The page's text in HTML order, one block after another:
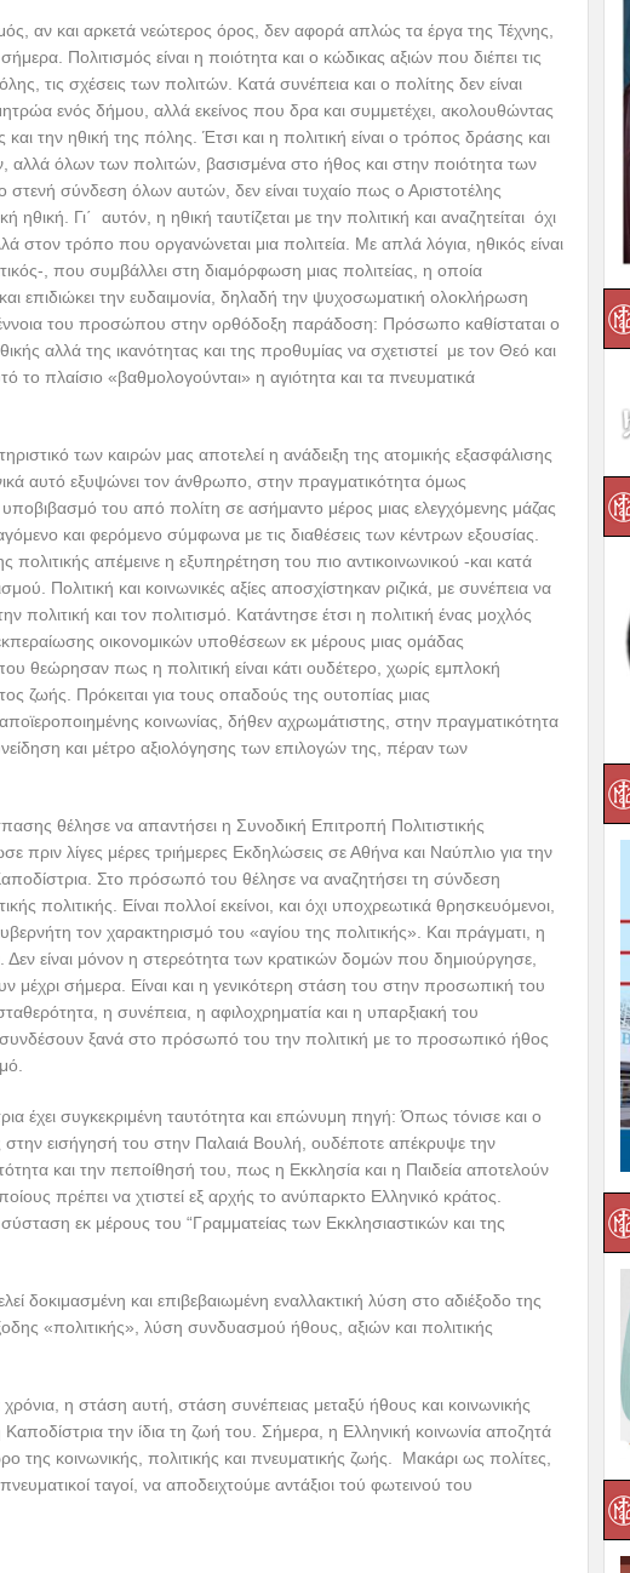
αν και αρκετά νεώτερος όρος, δεν αφορά απλώς τα έργα της Τέχνης,
Πολιτισμός είναι η ποιότητα και ο κώδικας αξιών που διέπει τις
τις σχέσεις των πολιτών. Κατά συνέπεια και ο πολίτης δεν είναι
ενός δήμου, αλλά εκείνος που δρα και συμμετέχει, ακολουθώντας
και την ηθική της πόλης. Έτσι και η πολιτική είναι ο τρόπος δράσης και
αλλά όλων των πολιτών, βασισμένα στο ήθος και στην ποιότητα των
σύνδεση όλων αυτών, δεν είναι τυχαίο πως ο Αριστοτέλης
ηθική. Γι΄ αυτόν, η ηθική ταυτίζεται με την πολιτική και αναζητείται όχι
στον τρόπο που οργανώνεται μια πολιτεία. Με απλά λόγια, ηθικός είναι
, που συμβάλλει στη διαμόρφωση μιας πολιτείας, η οποία
και επιδιώκει την ευδαιμονία, δηλαδή την ψυχοσωματική ολοκλήρωση
του προσώπου στην ορθόδοξη παράδοση: Πρόσωπο καθίσταται ο
αλλά της ικανότητας και της προθυμίας να σχετιστεί με τον Θεό και
πλαίσιο «βαθμολογούνται» η αγιότητα και τα πνευματικά
των καιρών μας αποτελεί η ανάδειξη της ατομικής εξασφάλισης
αυτό εξυψώνει τον άνθρωπο, στην πραγματικότητα όμως
του από πολίτη σε ασήμαντο μέρος μιας ελεγχόμενης μάζας
και φερόμενο σύμφωνα με τις διαθέσεις των κέντρων εξουσίας.
πολιτικής απέμεινε η εξυπηρέτηση του πιο αντικοινωνικού -και κατά
Πολιτική και κοινωνικές αξίες αποσχίστηκαν ριζικά, με συνέπεια να
πολιτική και τον πολιτισμό. Κατάντησε έτσι η πολιτική ένας μοχλός
οικονομικών υποθέσεων εκ μέρους μιας ομάδας
θεώρησαν πως η πολιτική είναι κάτι ουδέτερο, χωρίς εμπλοκή
ζωής. Πρόκειται για τους οπαδούς της ουτοπίας μιας
κοινωνίας, δήθεν αχρωμάτιστης, στην πραγματικότητα
και μέτρο αξιολόγησης των επιλογών της, πέραν των
θέλησε να απαντήσει η Συνοδική Επιτροπή Πολιτιστικής
πριν λίγες μέρες τριήμερες Εκδηλώσεις σε Αθήνα και Ναύπλιο για την
Στο πρόσωπό του θέλησε να αναζητήσει τη σύνδεση
πολιτικής. Είναι πολλοί εκείνοι, και όχι υποχρεωτικά θρησκευόμενοι,
τον χαρακτηρισμό του «αγίου της πολιτικής». Και πράγματι, η
Δεν είναι μόνον η στερεότητα των κρατικών δομών που δημιούργησε,
μέχρι σήμερα. Είναι και η γενικότερη στάση του στην προσωπική του
η συνέπεια, η αφιλοχρηματία και η υπαρξιακή του
ξανά στο πρόσωπό του την πολιτική με το προσωπικό ήθος
έχει συγκεκριμένη ταυτότητα και επώνυμη πηγή: Όπως τόνισε και ο
στην εισήγησή του στην Παλαιά Βουλή, ουδέποτε απέκρυψε την
και την πεποίθησή του, πως η Εκκλησία και η Παιδεία αποτελούν
πρέπει να χτιστεί εξ αρχής το ανύπαρκτο Ελληνικό κράτος.
εκ μέρους του “Γραμματείας των Εκκλησιαστικών και της
δοκιμασμένη και επιβεβαιωμένη εναλλακτική λύση στο αδιέξοδο της
«πολιτικής», λύση συνδυασμού ήθους, αξιών και πολιτικής
η στάση αυτή, στάση συνέπειας μεταξύ ήθους και κοινωνικής
την ίδια τη ζωή του. Σήμερα, η Ελληνική κοινωνία αποζητά
της κοινωνικής, πολιτικής και πνευματικής ζωής. Μακάρι ως πολίτες,
ταγοί, να αποδειχτούμε αντάξιοι τού φωτεινού του